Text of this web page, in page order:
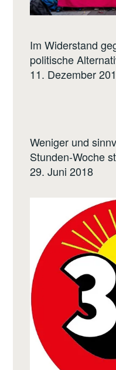
Im Widerstand
politische
11. Dezember
Weniger und
Stunden-Woche
29. Juni 2018